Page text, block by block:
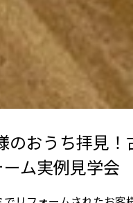
のおうち拝見！
ーム実例見学会